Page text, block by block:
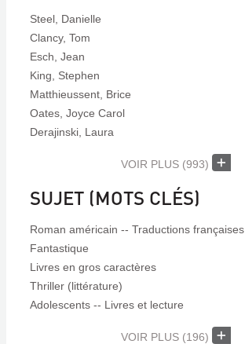
Steel, Danielle
Clancy, Tom
Esch, Jean
King, Stephen
Matthieussent, Brice
Oates, Joyce Carol
Derajinski, Laura
VOIR PLUS (993)
SUJET (MOTS CLÉS)
Roman américain -- Traductions françaises
Fantastique
Livres en gros caractères
Thriller (littérature)
Adolescents -- Livres et lecture
VOIR PLUS (196)